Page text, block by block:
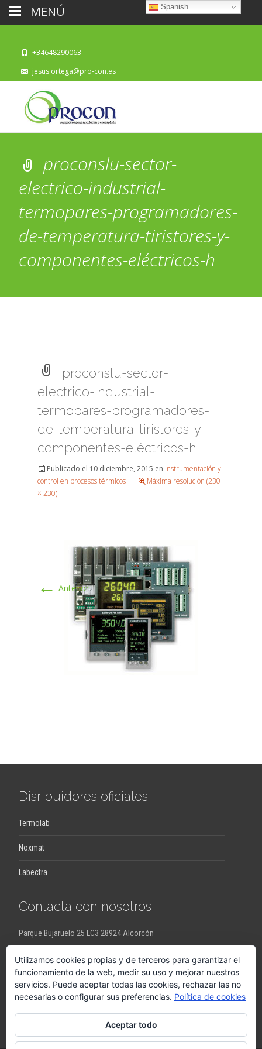
+34648290063
jesus.ortega@pro-con.es
proconslu-sector-
electrico-industrial-
termopares-programadores-
de-temperatura-tiristores-y-
componentes-eléctricos-h
proconslu-sector-
electrico-industrial-
termopares-programadores-
de-temperatura-tiristores-y-
componentes-eléctricos-h
Publicado el 10 diciembre, 2015 en Instrumentación y
control en procesos térmicos
Máxima resolución (230
× 230)
← Anterior
Disribuidores oficiales
Termolab
Noxmat
Labectra
Contacta con nosotros
Parque Bujaruelo 25 LC3 28924 Alcorcón
jesus.ortega@pro-con.es raquel.ortega@pro-con.es
Llámanos
+34648290063
Spanish
Utilizamos cookies propias y de terceros para garantizar el
funcionamiento de la web, medir su uso y mejorar nuestros
servicios. Puede aceptar todas las cookies, rechazar las no
necesarias o configurar sus preferencias. Política de cookies
Aceptar todo
MENÚ